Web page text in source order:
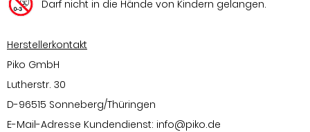
Darf nicht in die Hände von Kindern gelangen.
Herstellerkontakt
Piko GmbH
Lutherstr. 30
D-96515 Sonneberg/Thüringen
E-Mail-Adresse Kundendienst: info@piko.de